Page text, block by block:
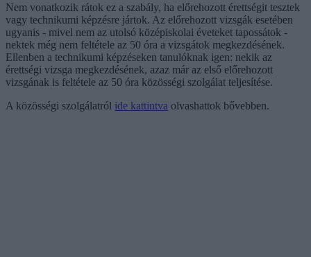
Nem vonatkozik rátok ez a szabály, ha előrehozott érettségit tesztek
vagy technikumi képzésre jártok. Az előrehozott vizsgák esetében
ugyanis - mivel nem az utolsó középiskolai éveteket tapossátok -
nektek még nem feltétele az 50 óra a vizsgátok megkezdésének.
Ellenben a technikumi képzéseken tanulóknak igen: nekik az
érettségi vizsga megkezdésének, azaz már az első előrehozott
vizsgának is feltétele az 50 óra közösségi szolgálat teljesítése.
A közösségi szolgálatról ide kattintva olvashattok bővebben.